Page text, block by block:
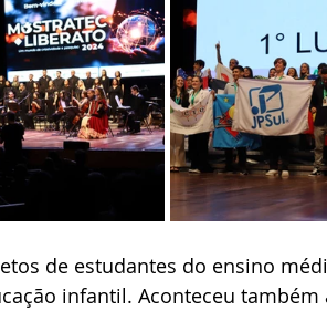
de estudantes do ensino
infantil. Aconteceu também